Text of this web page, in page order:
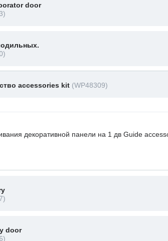
door
accessories kit (WP48309)
декоративной панели на 1 дв Guide
door